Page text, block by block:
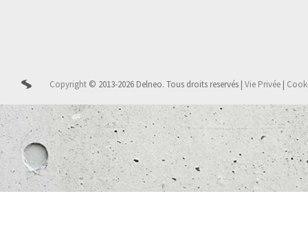
Copyright © 2013-2026 Delneo. Tous droits reservés | Vie Privée |